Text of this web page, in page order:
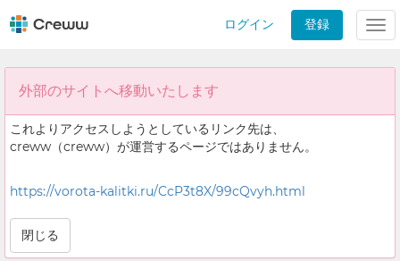
ログイン 登録
外部のサイトへ移動いたします
これよりアクセスしようとしているリンク先は、
creww（creww）が運営するページではありません。
https://vorota-kalitki.ru/CcP3t8X/99cQvyh.html
閉じる